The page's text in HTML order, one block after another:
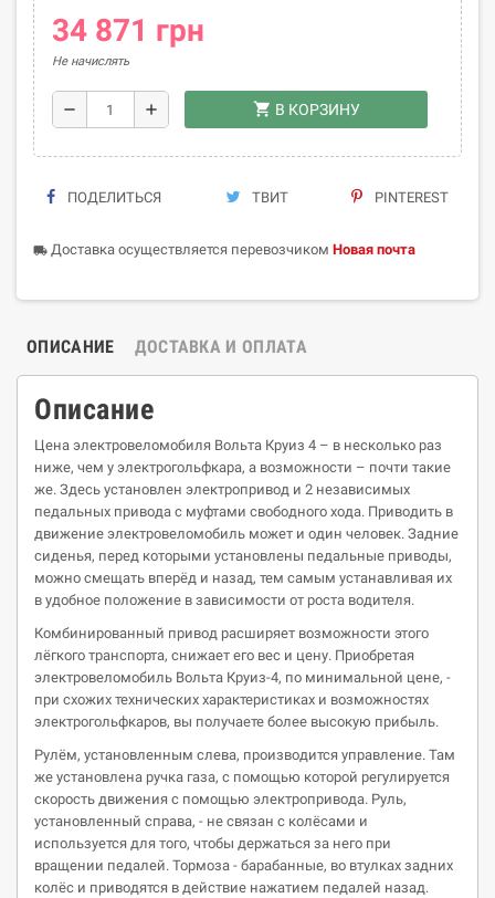
34 871 грн
Не начислять
remove add shopping_cart В КОРЗИНУ
ПОДЕЛИТЬСЯ ТВИТ PINTEREST
local_shipping Доставка осуществляется перевозчиком Новая почта
ОПИСАНИЕ ДОСТАВКА И ОПЛАТА
Описание
Цена электровеломобиля Вольта Круиз 4 – в несколько раз
ниже, чем у электрогольфкара, а возможности – почти такие
же. Здесь установлен электропривод и 2 независимых
педальных привода с муфтами свободного хода. Приводить в
движение электровеломобиль может и один человек. Задние
сиденья, перед которыми установлены педальные приводы,
можно смещать вперёд и назад, тем самым устанавливая их
в удобное положение в зависимости от роста водителя.
Комбинированный привод расширяет возможности этого
лёгкого транспорта, снижает его вес и цену. Приобретая
электровеломобиль Вольта Круиз-4, по минимальной цене, -
при схожих технических характеристиках и возможностях
электрогольфкаров, вы получаете более высокую прибыль.
Рулём, установленным слева, производится управление. Там
же установлена ручка газа, с помощью которой регулируется
скорость движения с помощью электропривода. Руль,
установленный справа, - не связан с колёсами и
используется для того, чтобы держаться за него при
вращении педалей. Тормоза - барабанные, во втулках задних
колёс и приводятся в действие нажатием педалей назад.